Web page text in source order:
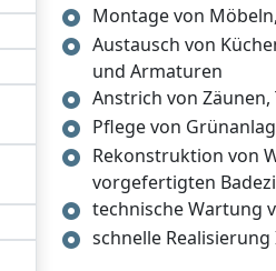
Montage von
Austausch von
und Armaturen
Anstrich von
Pflege von
Rekonstruktion von
vorgefertigten
technische Wartung
schnelle